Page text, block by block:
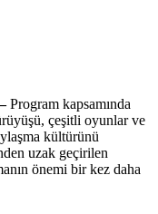
Program kapsamında
çeşitli oyunlar ve
kültürünü
uzak geçirilen
önemi bir kez daha